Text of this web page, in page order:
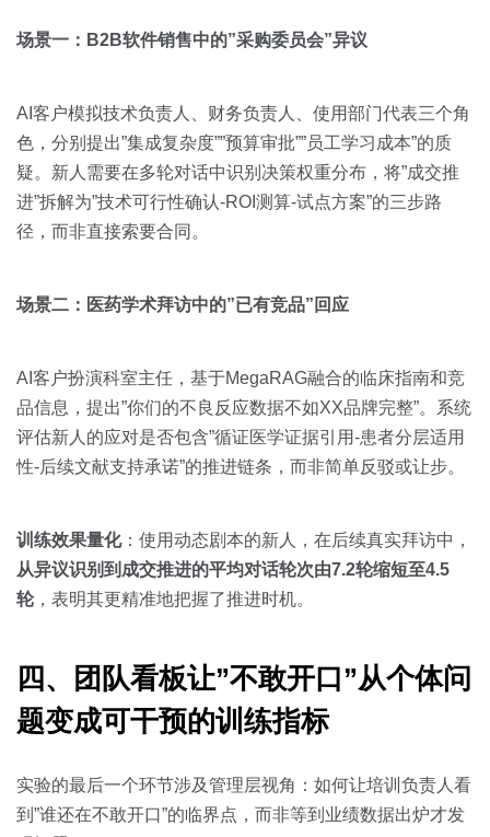
场景一：B2B软件销售中的”采购委员会”异议
AI客户模拟技术负责人、财务负责人、使用部门代表三个角
色，分别提出”集成复杂度””预算审批””员工学习成本”的质
疑。新人需要在多轮对话中识别决策权重分布，将”成交推
进”拆解为”技术可行性确认-ROI测算-试点方案”的三步路
径，而非直接索要合同。
场景二：医药学术拜访中的”已有竞品”回应
AI客户扮演科室主任，基于MegaRAG融合的临床指南和竞
品信息，提出”你们的不良反应数据不如XX品牌完整”。系统
评估新人的应对是否包含”循证医学证据引用-患者分层适用
性-后续文献支持承诺”的推进链条，而非简单反驳或让步。
训练效果量化：使用动态剧本的新人，在后续真实拜访中，
从异议识别到成交推进的平均对话轮次由7.2轮缩短至4.5
轮，表明其更精准地把握了推进时机。
四、团队看板让”不敢开口”从个体问
题变成可干预的训练指标
实验的最后一个环节涉及管理层视角：如何让培训负责人看
到”谁还在不敢开口”的临界点，而非等到业绩数据出炉才发